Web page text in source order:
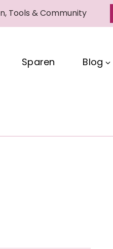
Tools & Community
Sparen Blog